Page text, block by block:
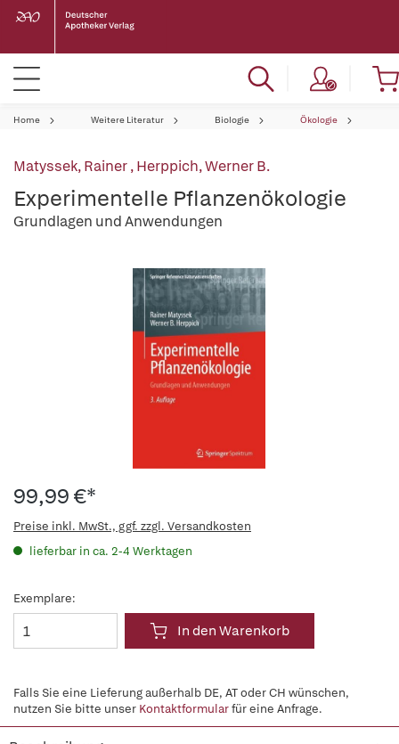
Home Weitere Literatur Biologie Ökologie
Matyssek, Rainer,Herppich, Werner B.
Experimentelle Pflanzenökologie
Grundlagen und Anwendungen
99,99 €*
Preise inkl. MwSt., ggf. zzgl. Versandkosten
lieferbar in ca. 2-4 Werktagen
Exemplare:
In den Warenkorb
Falls Sie eine Lieferung außerhalb DE, AT oder CH wünschen,
nutzen Sie bitte unser Kontaktformularfür eine Anfrage.